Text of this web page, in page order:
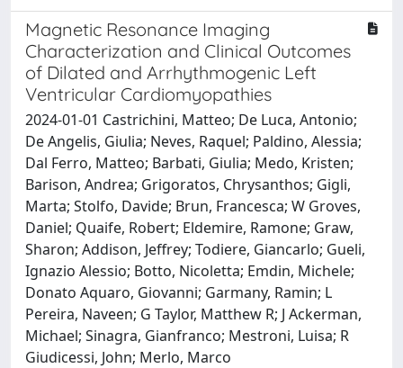
Magnetic Resonance Imaging
Characterization and Clinical Outcomes
of Dilated and Arrhythmogenic Left
Ventricular Cardiomyopathies
2024-01-01 Castrichini, Matteo; De Luca, Antonio;
De Angelis, Giulia; Neves, Raquel; Paldino, Alessia;
Dal Ferro, Matteo; Barbati, Giulia; Medo, Kristen;
Barison, Andrea; Grigoratos, Chrysanthos; Gigli,
Marta; Stolfo, Davide; Brun, Francesca; W Groves,
Daniel; Quaife, Robert; Eldemire, Ramone; Graw,
Sharon; Addison, Jeffrey; Todiere, Giancarlo; Gueli,
Ignazio Alessio; Botto, Nicoletta; Emdin, Michele;
Donato Aquaro, Giovanni; Garmany, Ramin; L
Pereira, Naveen; G Taylor, Matthew R; J Ackerman,
Michael; Sinagra, Gianfranco; Mestroni, Luisa; R
Giudicessi, John; Merlo, Marco